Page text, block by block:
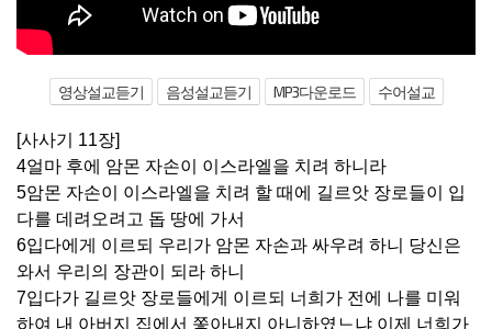
영상설교듣기 음성설교듣기 MP3다운로드 수어설교
[사사기 11장]
4얼마 후에 암몬 자손이 이스라엘을 치려 하니라
5암몬 자손이 이스라엘을 치려 할 때에 길르앗 장로들이 입
다를 데려오려고 돕 땅에 가서
6입다에게 이르되 우리가 암몬 자손과 싸우려 하니 당신은
와서 우리의 장관이 되라 하니
7입다가 길르앗 장로들에게 이르되 너희가 전에 나를 미워
하여 내 아버지 집에서 쫓아내지 아니하였느냐 이제 너희가